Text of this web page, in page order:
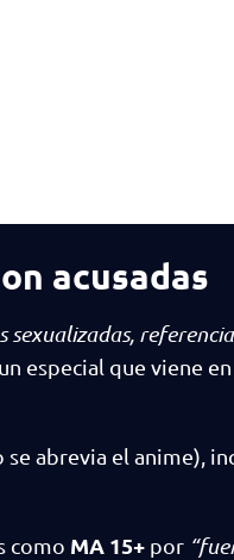
acusadas
sexualizadas,
especial que viene
abrevia el anime),
como MA 15+ por